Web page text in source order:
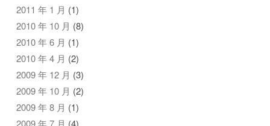
2011 年 1 月 (1)
2010 年 10 月 (8)
2010 年 6 月 (1)
2010 年 4 月 (2)
2009 年 12 月 (3)
2009 年 10 月 (2)
2009 年 8 月 (1)
2009 年 7 月 (4)